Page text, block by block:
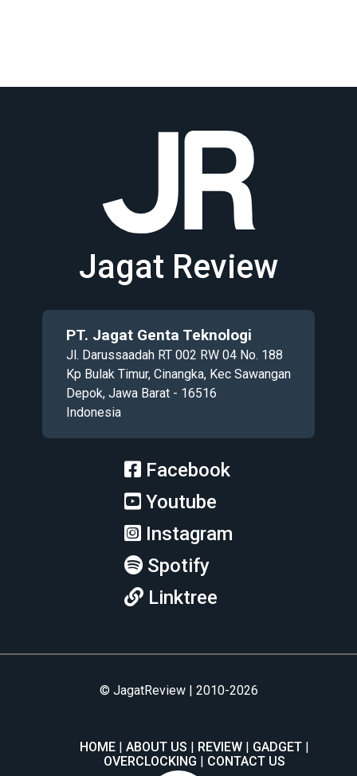
Jagat Review
PT. Jagat Genta Teknologi
Jl. Darussaadah RT 002 RW 04 No. 188
Kp Bulak Timur, Cinangka, Kec Sawangan
Depok, Jawa Barat - 16516
Indonesia
Facebook
Youtube
Instagram
Spotify
Linktree
© JagatReview | 2010-2026
HOME ABOUT US REVIEW
GADGET
OVERCLOCKING
CONTACT US